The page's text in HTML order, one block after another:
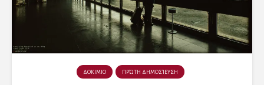
ΔΟΚΙΜΙΟ ΠΡΏΤΗ ΔΗΜΟΣΊΕΥΣΗ